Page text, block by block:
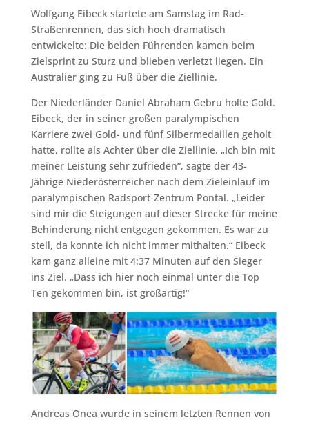
Wolfgang Eibeck startete am Samstag im Rad-
Straßenrennen, das sich hoch dramatisch
entwickelte: Die beiden Führenden kamen beim
Zielsprint zu Sturz und blieben verletzt liegen. Ein
Australier ging zu Fuß über die Ziellinie.
Der Niederländer Daniel Abraham Gebru holte Gold.
Eibeck, der in seiner großen paralympischen
Karriere zwei Gold- und fünf Silbermedaillen geholt
hatte, rollte als Achter über die Ziellinie. „Ich bin mit
meiner Leistung sehr zufrieden“, sagte der 43-
Jährige Niederösterreicher nach dem Zieleinlauf im
paralympischen Radsport-Zentrum Pontal. „Leider
sind mir die Steigungen auf dieser Strecke für meine
Behinderung nicht entgegen gekommen. Es war zu
steil, da konnte ich nicht immer mithalten.“ Eibeck
kam ganz alleine mit 4:37 Minuten auf den Sieger
ins Ziel. „Dass ich hier noch einmal unter die Top
Ten gekommen bin, ist großartig!“
Andreas Onea wurde in seinem letzten Rennen von